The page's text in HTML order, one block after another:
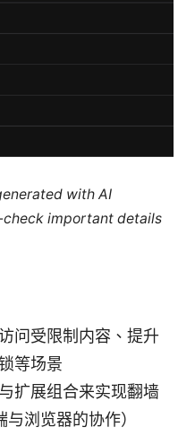
with AI
check important details
问受限制内容、提升
等场景
扩展组合来实现翻墙
与浏览器的协作）